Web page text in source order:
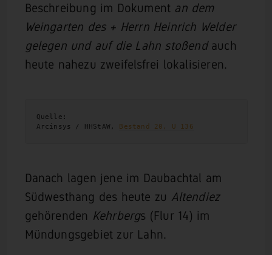
Beschreibung im Dokument an dem
Weingarten des + Herrn Heinrich Welder
gelegen und auf die Lahn stoßendauch
heute nahezu zweifelsfrei lokalisieren.
Quelle:
Arcinsys / HHStAW, Bestand 20, U 136
Danach lagen jene im Daubachtal am
Südwesthang des heute zu Altendiez
gehörenden Kehrbergs (Flur 14) im
Mündungsgebiet zur Lahn.